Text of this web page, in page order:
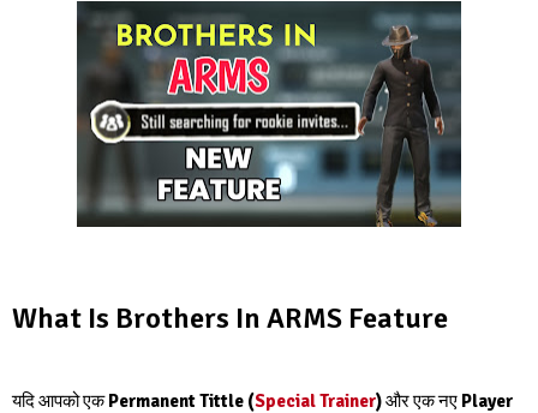
What Is Brothers In ARMS Feature
यदि आपको एकPermanent Tittle (Special Trainer)और एक नए Player